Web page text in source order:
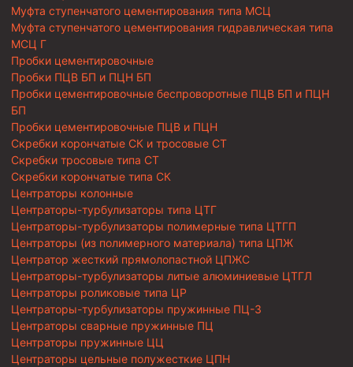
Муфта ступенчатого цементирования типа МСЦ
Муфта ступенчатого цементирования гидравлическая типа
МСЦ Г
Пробки цементировочные
Пробки ПЦВ БП и ПЦН БП
Пробки цементировочные беспроворотные ПЦВ БП и ПЦН
БП
Пробки цементировочные ПЦВ и ПЦН
Скребки корончатые СК и тросовые СТ
Скребки тросовые типа СТ
Скребки корончатые типа СК
Центраторы колонные
Центраторы-турбулизаторы типа ЦТГ
Центраторы-турбулизаторы полимерные типа ЦТГП
Центраторы (из полимерного материала) типа ЦПЖ
Центратор жесткий прямолопастной ЦПЖС
Центраторы-турбулизаторы литые алюминиевые ЦТГЛ
Центраторы роликовые типа ЦР
Центраторы-турбулизаторы пружинные ПЦ-3
Центраторы сварные пружинные ПЦ
Центраторы пружинные ЦЦ
Центраторы цельные полужесткие ЦПН